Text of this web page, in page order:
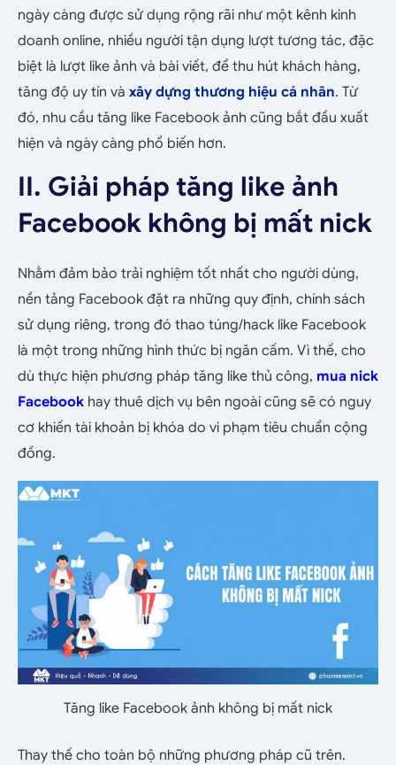
ngày càng được sử dụng rộng rãi như một kênh kinh
doanh online, nhiều người tận dụng lượt tương tác, đặc
biệt là lượt like ảnh và bài viết, để thu hút khách hàng,
tăng độ uy tín và xây dựng thương hiệu cá nhân. Từ
đó, nhu cầu tăng like Facebook ảnh cũng bắt đầu xuất
hiện và ngày càng phổ biến hơn.
II. Giải pháp tăng like ảnh
Facebook không bị mất nick
Nhằm đảm bảo trải nghiệm tốt nhất cho người dùng,
nền tảng Facebook đặt ra những quy định, chính sách
sử dụng riêng, trong đó thao túng/hack like Facebook
là một trong những hình thức bị ngăn cấm. Vì thế, cho
dù thực hiện phương pháp tăng like thủ công, mua nick
Facebook hay thuê dịch vụ bên ngoài cũng sẽ có nguy
cơ khiến tài khoản bị khóa do vi phạm tiêu chuẩn cộng
đồng.
Tăng like Facebook ảnh không bị mất nick
Thay thế cho toàn bộ những phương pháp cũ trên.